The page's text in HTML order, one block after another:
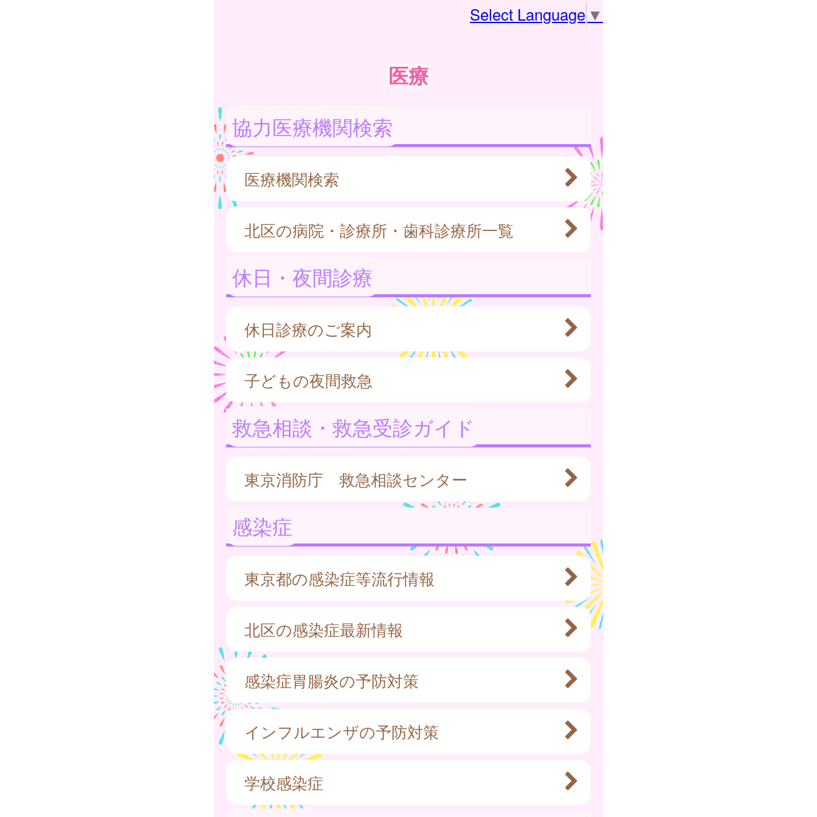
Select Language ▼
医療
協力医療機関検索
医療機関検索
北区の病院・診療所・歯科診療所一覧
休日・夜間診療
休日診療のご案内
子どもの夜間救急
救急相談・救急受診ガイド
東京消防庁 救急相談センター
感染症
東京都の感染症等流行情報
北区の感染症最新情報
感染症胃腸炎の予防対策
インフルエンザの予防対策
学校感染症